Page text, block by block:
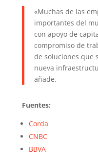
«Muchas de las
importantes del
con apoyo de
compromiso de
de soluciones que
nueva
añade.
Fuentes:
Corda
CNBC
BBVA